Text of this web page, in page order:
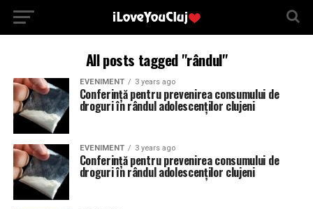
All posts tagged "rândul"
EVENIMENT 3 years ago
Conferință pentru prevenirea consumului de
droguri în rândul adolescenților clujeni
EVENIMENT 3 years ago
Conferință pentru prevenirea consumului de
droguri în rândul adolescenților clujeni